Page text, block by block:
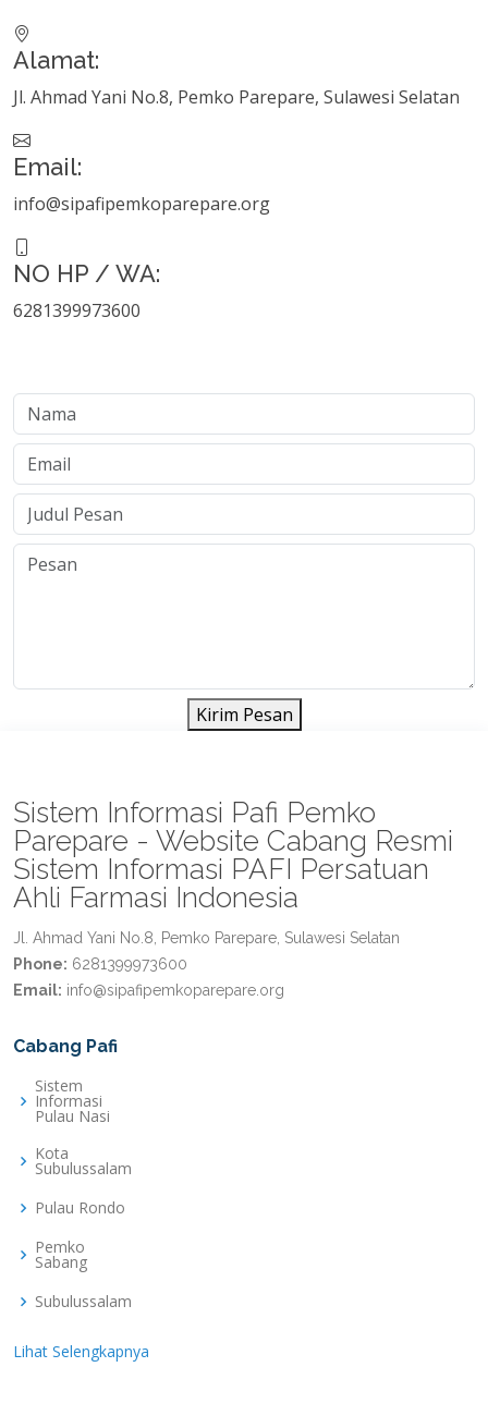
Alamat:
Jl. Ahmad Yani No.8, Pemko Parepare, Sulawesi Selatan
Email:
info@sipafipemkoparepare.org
NO HP / WA:
6281399973600
Kirim Pesan
Sistem Informasi Pafi Pemko
Parepare - Website Cabang Resmi
Sistem Informasi PAFI Persatuan
Ahli Farmasi Indonesia
Jl. Ahmad Yani No.8, Pemko Parepare, Sulawesi Selatan
Phone: 6281399973600
Email: info@sipafipemkoparepare.org
Cabang Pafi
Sistem
Informasi
Pulau Nasi
Kota
Subulussalam
Pulau Rondo
Pemko
Sabang
Subulussalam
Lihat Selengkapnya